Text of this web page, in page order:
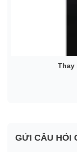
Thay
GỬI CÂU HỎI